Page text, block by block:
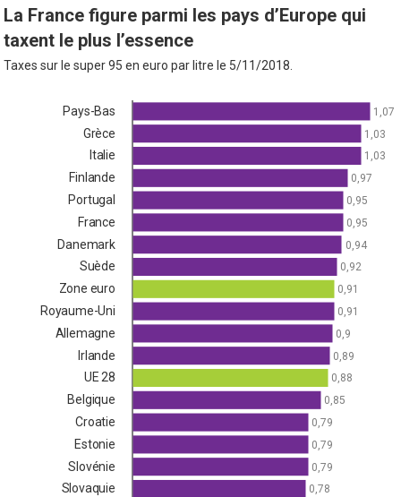
La France figure parmi les pays d’Europe qui
taxent le plus l’essence
Taxes sur le super 95 en euro par litre le 5/11/2018.
Pays-Bas
Grèce
Italie
Finlande
Portugal
France
Danemark
Suède
Zone euro
Royaume-Uni
Allemagne
Irlande
UE 28
Belgique
Croatie
Estonie
Slovénie
Slovaquie
1,07
1,03
1,03
0,97
0,95
0,95
0,94
0,92
0,91
0,91
0,9
0,89
0,88
0,85
0,79
0,79
0,79
0,78